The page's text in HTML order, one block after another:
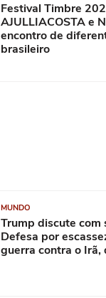
Festival Timbre
AJULLIACOSTA e
encontro de
brasileiro
MUNDO
Trump discute com
Defesa por
guerra contra o Irã,